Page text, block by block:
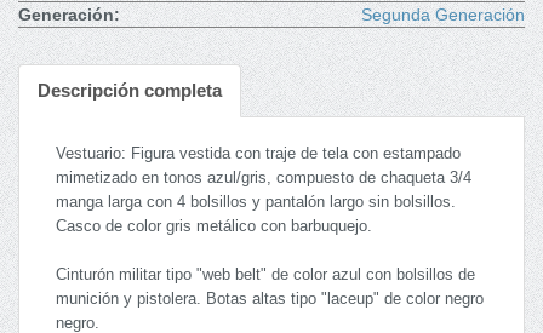
Generación:
Segunda Generación
Descripción completa
Vestuario: Figura vestida con traje de tela con estampado
mimetizado en tonos azul/gris, compuesto de chaqueta 3/4
manga larga con 4 bolsillos y pantalón largo sin bolsillos.
Casco de color gris metálico con barbuquejo.
Cinturón militar tipo "web belt" de color azul con bolsillos de
munición y pistolera. Botas altas tipo "laceup" de color negro
negro.